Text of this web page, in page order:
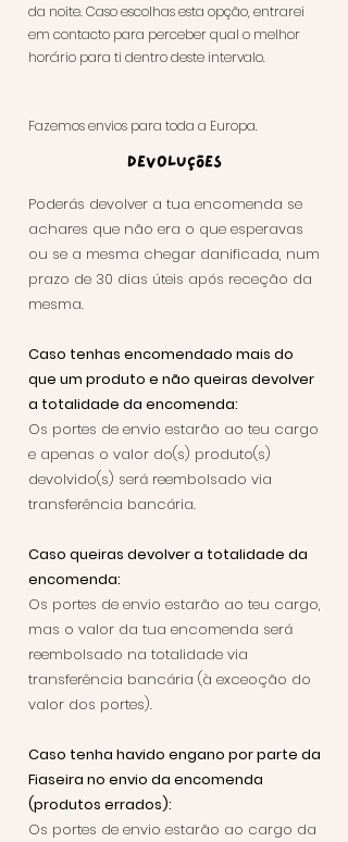
da noite. Caso escolhas esta opção, entrarei
em contacto para perceber qual o melhor
horário para ti dentro deste intervalo.
Fazemos envios para toda a Europa.
Devoluções
Poderás devolver a tua encomenda se
achares que não era o que esperavas
ou se a mesma chegar danificada, num
prazo de 30 dias úteis após receção da
mesma.
Caso tenhas encomendado mais do
que um produto e não queiras devolver
a totalidade da encomenda:
Os portes de envio estarão ao teu cargo
e apenas o valor do(s) produto(s)
devolvido(s) será reembolsado via
transferência bancária.
Caso queiras devolver a totalidade da
encomenda:
Os portes de envio estarão ao teu cargo,
mas o valor da tua encomenda será
reembolsado na totalidade via
transferência bancária (à exceoção do
valor dos portes).
Caso tenha havido engano por parte da
Fiaseira no envio da encomenda
(produtos errados):
Os portes de envio estarão ao cargo da